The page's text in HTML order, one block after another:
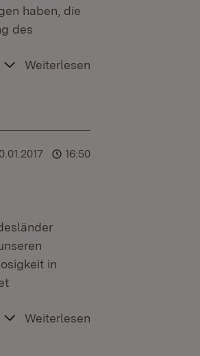
haben, die
des
Weiterlesen
16:50
in
Weiterlesen